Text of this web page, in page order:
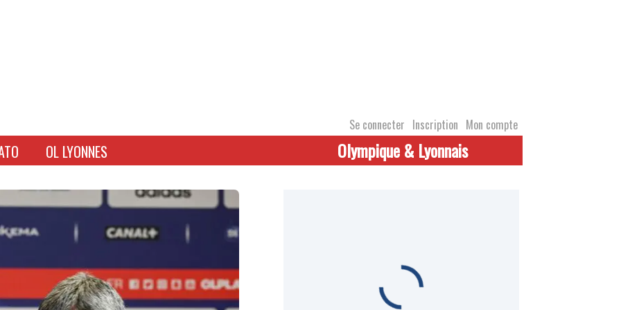
Se connecter Inscription Mon compte
OL LYONNES Olympique & Lyonnais